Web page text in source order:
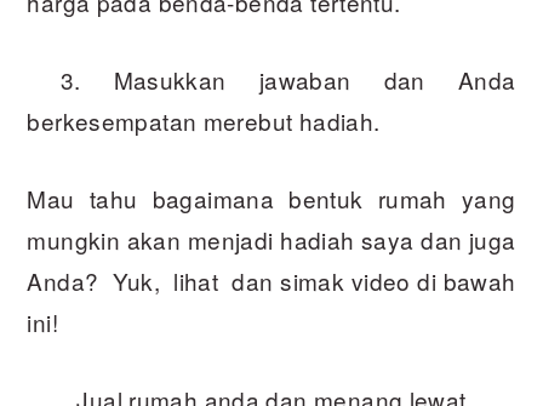
3. Masukkan jawaban dan Anda
berkesempatan merebut hadiah.
Mau tahu bagaimana bentuk rumah yang
mungkin akan menjadi hadiah saya dan juga
Anda? Yuk, lihat dan simak video di bawah
ini!
Jual rumah anda dan menang lewat